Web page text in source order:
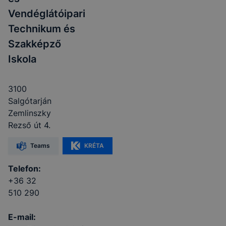
Vendéglátóipari
Technikum és
Szakképző
Iskola
3100
Salgótarján
Zemlinszky
Rezső út 4.
Teams KRÉTA
Telefon:
+36 32
510 290
E-mail: